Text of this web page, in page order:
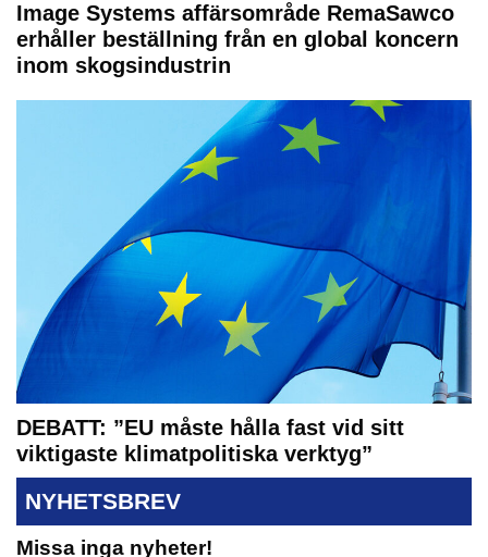
Image Systems affärsområde RemaSawco
erhåller beställning från en global koncern
inom skogsindustrin
DEBATT: ”EU måste hålla fast vid sitt
viktigaste klimatpolitiska verktyg”
NYHETSBREV
Missa inga nyheter!